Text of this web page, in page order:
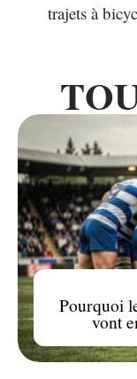
trajets à
Pourquoi
vont